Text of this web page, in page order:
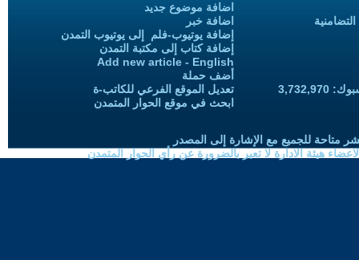
اضافة موضوع جديد
اضافة خبر
إضافة يوتيوب-فلم إلى يوتيوب التمدن
إضافة كتاب إلى مكتبة التمدن
Add new article - English
أضف حملة
تعديل الموقع الفرعي للكاتب-ة
ابحث في موقع الحوار المتمدن
متاحة للجميع مع الإشارة إلى المصدر
هيئة الادارة لا تعبر بالضرورة عن رأي الحوار المتمدن